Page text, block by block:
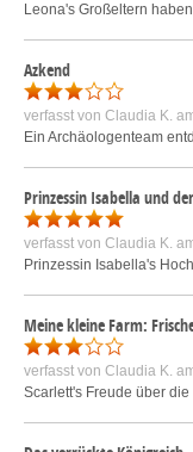
Leona's Großeltern
Azkend
verfasst von Claudia K.
Ein Archäologenteam
Prinzessin Isabella und
verfasst von Claudia K.
Prinzessin Isabella's
Meine kleine Farm:
verfasst von Claudia K.
Scarlett's Freude über